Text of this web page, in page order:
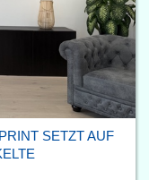
SETZT AUF